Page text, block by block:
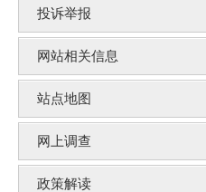
投诉举报
网站相关信息
站点地图
网上调查
政策解读